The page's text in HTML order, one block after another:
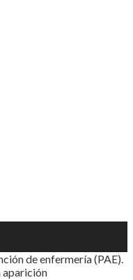
de enfermería (PAE).
aparición